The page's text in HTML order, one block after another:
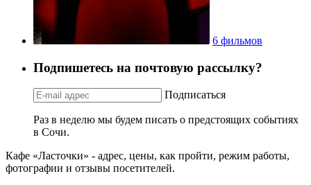
6 фильмов
Подпишетесь на почтовую рассылку?
Подписаться
Раз в неделю мы будем писать о предстоящих событиях
в Сочи.
Кафе «Ласточки» - адрес, цены, как пройти, режим работы,
фотографии и отзывы посетителей.